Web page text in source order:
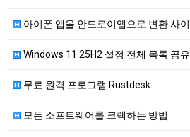
아이폰 앱을 안드로이앱으로 변환 사이
Windows 11 25H2 설정 전체 목록 공유
무료 원격 프로그램 Rustdesk
모든 소프트웨어를 크랙하는 방법